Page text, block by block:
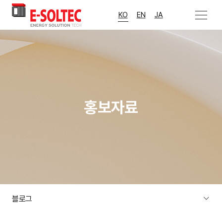
KO EN JA 메뉴 열기
홍보자료
블로그